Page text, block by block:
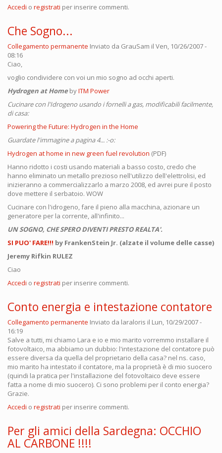
Accedi o registrati per inserire commenti.
Che Sogno...
Collegamento permanente Inviato da GrauSam il Ven, 10/26/2007 -
08:16
Ciao,
voglio condividere con voi un mio sogno ad occhi aperti.
Hydrogen at HomebyITM Power
Cucinare con l'Idrogeno usando i fornelli a gas, modificabili facilmente,
di casa:
Powering the Future: Hydrogen in the Home
Guardate l'immagine a pagina 4... :-o:
Hydrogen at home in new green fuel revolution (PDF)
Hanno ridotto i costi usando materiali a basso costo, credo che
hanno eliminato un metallo prezioso nell'utilizzo dell'elettrolisi, ed
inizieranno a commercializzarlo a marzo 2008, ed avrei pure il posto
dove mettere il serbatoio. WOW
Cucinare con l'idrogeno, fare il pieno alla macchina, azionare un
generatore per la corrente, all'infinito...
UN SOGNO, CHE SPERO DIVENTI PRESTO REALTA'.
SI PUO' FARE!!! by FrankenStein Jr. (alzate il volume delle casse)
Jeremy Rifkin RULEZ
Ciao
Accedi o registrati per inserire commenti.
Conto energia e intestazione contatore
Collegamento permanente Inviato da laraloris il Lun, 10/29/2007 -
16:19
Salve a tutti, mi chiamo Lara e io e mio marito vorremmo installare il
fotovoltaico, ma abbiamo un dubbio: l'intestazione del contatore può
essere diversa da quella del proprietario della casa? nel ns. caso,
mio marito ha intestato il contatore, ma la proprietà è di mio suocero
(quindi la pratica per l'installazione del fotovoltaico deve essere
fatta a nome di mio suocero). Ci sono problemi per il conto energia?
Grazie.
Accedi o registrati per inserire commenti.
Per gli amici della Sardegna: OCCHIO
AL CARBONE !!!!